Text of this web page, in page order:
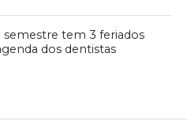
semestre tem 3 feriados
dos dentistas